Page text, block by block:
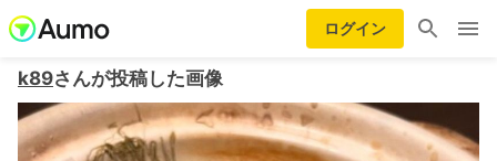
ログイン
k89さんが投稿した画像